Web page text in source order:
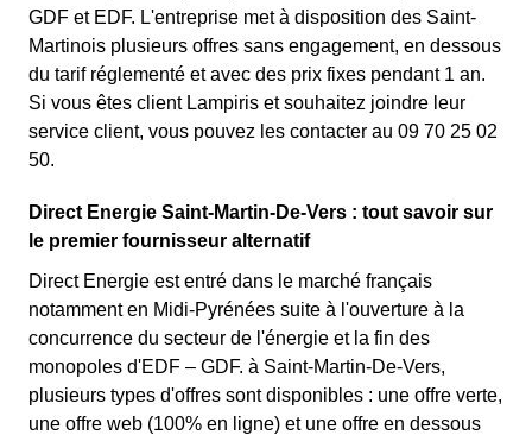
GDF et EDF. L'entreprise met à disposition des Saint-
Martinois plusieurs offres sans engagement, en dessous
du tarif réglementé et avec des prix fixes pendant 1 an.
Si vous êtes client Lampiris et souhaitez joindre leur
service client, vous pouvez les contacter au 09 70 25 02
50.
Direct Energie Saint-Martin-De-Vers : tout savoir sur
le premier fournisseur alternatif
Direct Energie est entré dans le marché français
notamment en Midi-Pyrénées suite à l'ouverture à la
concurrence du secteur de l'énergie et la fin des
monopoles d'EDF – GDF. à Saint-Martin-De-Vers,
plusieurs types d'offres sont disponibles : une offre verte,
une offre web (100% en ligne) et une offre en dessous